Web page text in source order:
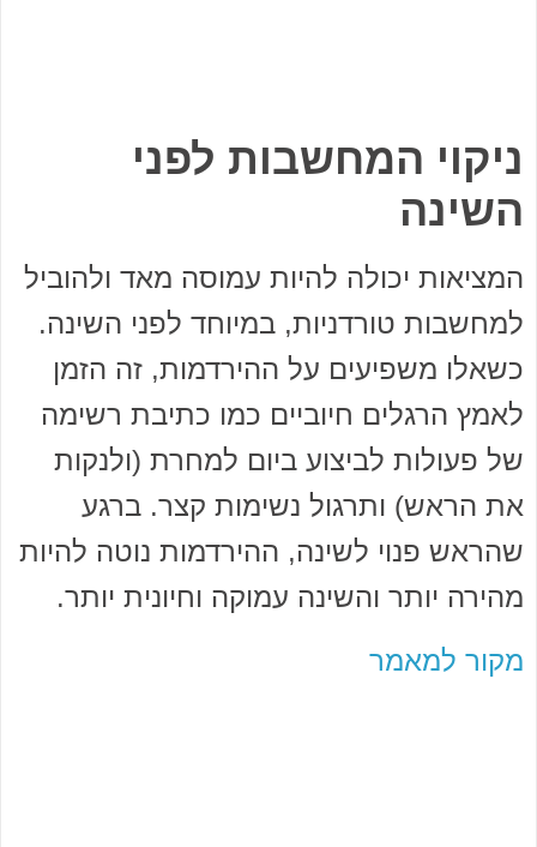
ניקוי המחשבות לפני
השינה
המציאות יכולה להיות עמוסה מאד ולהוביל
למחשבות טורדניות, במיוחד לפני השינה.
כשאלו משפיעים על ההירדמות, זה הזמן
לאמץ הרגלים חיוביים כמו כתיבת רשימה
של פעולות לביצוע ביום למחרת (ולנקות
את הראש) ותרגול נשימות קצר. ברגע
שהראש פנוי לשינה, ההירדמות נוטה להיות
מהירה יותר והשינה עמוקה וחיונית יותר.
מקור למאמר